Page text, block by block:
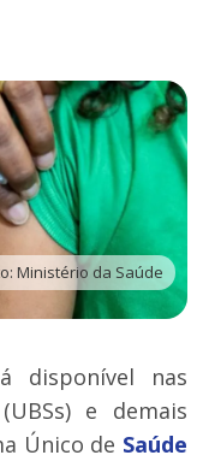
Ministério da Saúde
disponível nas
(UBSs) e demais
Único de Saúde